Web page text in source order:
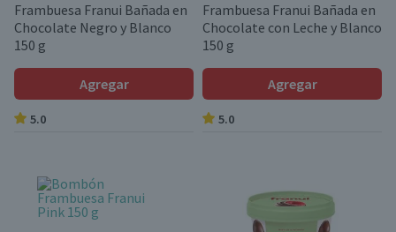
Frambuesa Franui Bañada en
Chocolate Negro y Blanco
150 g
Agregar
5.0
Frambuesa Franui Bañada en
Chocolate con Leche y Blanco
150 g
Agregar
5.0